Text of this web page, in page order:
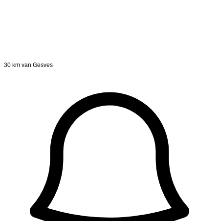
30 km van Gesves